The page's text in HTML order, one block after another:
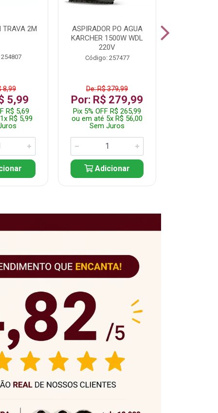
TRAVA 2M
8,99
5,99
R$ 5,69
R$ 5,99
ASPIRADOR PO AGUA
KARCHER 1500W WDL
220V
Código: 257477
De: R$ 379,99
Por: R$ 279,99
Pix 5% OFF R$ 265,99
ou em até 5x R$ 56,00
Sem Juros
Adicionar